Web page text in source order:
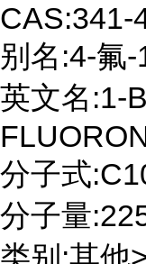
CAS:341-
别名:4-氟-
英文名:1-
分子式
分子量
类别:其他